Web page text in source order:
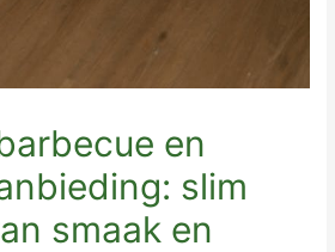
en
slim
smaak en